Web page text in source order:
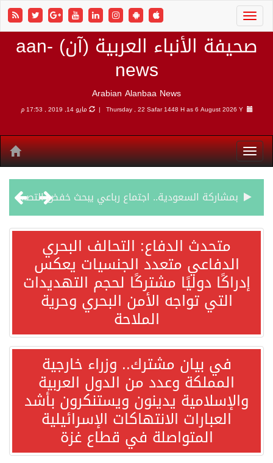
صحيفة الأنباء العربية (آن) aan-
news
Arabian Alanbaa News
Thursday , 22 Safar 1448 H as6 August 2026 مايو 14, 2019 , 17:53 م
بمشاركة السعودية.. اجتماع رباعي يبحث خفض التصعيد ومعالجة التحديات الأمنية الراهنة
وزير الخارجية السعودي: جميع إجراءات إسرائيل الأحادية في أراضي فلسطين باطلة
جمعية طويق تحقق 97.35% في الحوكمة وتُصنف ضمن الكيانات متناهية الكبر وتحصد شهادة الآيزو للعام الثالث على التوالي
“الفرصة الأخيرة”.. ترامب: المحادثات مع إيران جارية الآن
ورقة بحثية: التحالف البحري الدفاعي بقيادة الرياض يعيد صياغة مفهوم أمن البحار
انطلاق المرحلة الأولى من مقابلات متطوعي كأس آسيا السعودية 2027 في الخبر
إعلام أميركي: مباحثات واشنطن وطهران ستركز على حرية الملاحة بهرمز
ترامب: الأمير محمد بن سلمان يفضل الحوار بخصوص إيران لخفض التصعيد
متحدث الدفاع: التحالف البحري
الدفاعي متعدد الجنسيات يعكس
دوليًا مشتركًا لحجم التهديدات
التي تواجه الأمن البحري وحرية
الملاحة
في بيان مشترك.. وزراء خارجية
المملكة وعدد من الدول العربية
يدينون ويستنكرون بأشد
العبارات الانتهاكات الإسرائيلية
المتواصلة في قطاع غزة